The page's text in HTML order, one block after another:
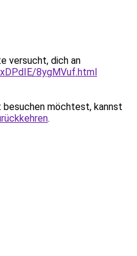
versucht, dich an
8ygMVuf.html
möchtest, kannst
.